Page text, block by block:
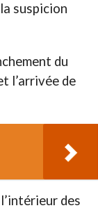
suspicion
du
l’arrivée de
des